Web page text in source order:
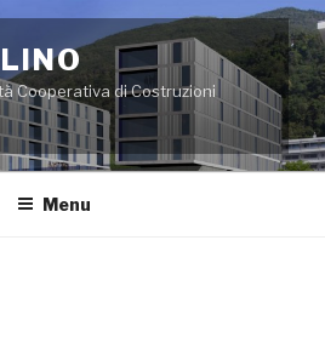
Cooperativa di Costruzioni
Menu